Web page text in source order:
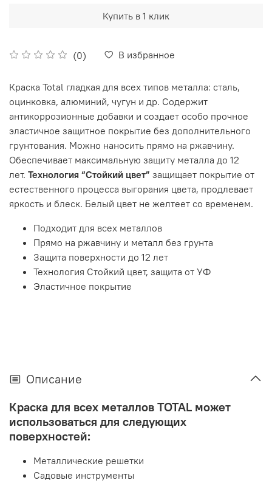
(0) В избранное
Купить в 1 клик
Краска Total гладкая для всех типов металла: сталь,
оцинковка, алюминий, чугун и др. Содержит
антикоррозионные добавки и создает особо прочное
эластичное защитное покрытие без дополнительного
грунтования. Можно наносить прямо на ржавчину.
Обеспечивает максимальную защиту металла до 12
лет. Технология “Стойкий цвет” защищает покрытие от
естественного процесса выгорания цвета, продлевает
яркость и блеск. Белый цвет не желтеет со временем.
Подходит для всех металлов
Прямо на ржавчину и металл без грунта
Защита поверхности до 12 лет
Технология Стойкий цвет, защита от УФ
Эластичное покрытие
Описание
Краска для всех металлов TOTAL может
использоваться для следующих
поверхностей:
Металлические решетки
Садовые инструменты